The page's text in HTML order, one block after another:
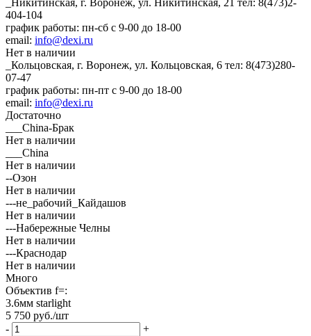
_Никитинская, г. Воронеж, ул. Никитинская, 21 тел: 8(473)2-
404-104
график работы: пн-сб с 9-00 до 18-00
email: info@dexi.ru
Нет в наличии
_Кольцовская, г. Воронеж, ул. Кольцовская, 6 тел: 8(473)280-
07-47
график работы: пн-пт с 9-00 до 18-00
email: info@dexi.ru
Достаточно
___China-Брак
Нет в наличии
___China
Нет в наличии
--Озон
Нет в наличии
---не_рабочий_Кайдашов
Нет в наличии
---Набережные Челны
Нет в наличии
---Краснодар
Нет в наличии
Много
Объектив f=:
3.6мм starlight
5 750 руб./шт
-
+